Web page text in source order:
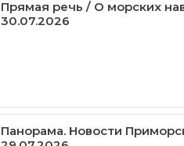
Прямая речь / О морских
30.07.2026
Панорама. Новости